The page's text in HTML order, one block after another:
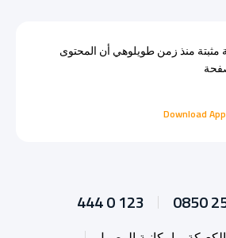
مثبتة منذ زمن طويلوهي أن المحتوى
Download
444 0 123 0850